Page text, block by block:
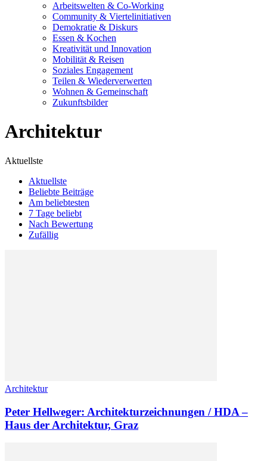
Arbeitswelten & Co-Working
Community & Viertelinitiativen
Demokratie & Diskurs
Essen & Kochen
Kreativität und Innovation
Mobilität & Reisen
Soziales Engagement
Teilen & Wiederverwerten
Wohnen & Gemeinschaft
Zukunftsbilder
Architektur
Aktuellste
Aktuellste
Beliebte Beiträge
Am beliebtesten
7 Tage beliebt
Nach Bewertung
Zufällig
Architektur
Peter Hellweger: Architekturzeichnungen / HDA –
Haus der Architektur, Graz